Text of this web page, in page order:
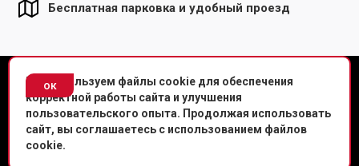
Бесплатная парковка и удобный проезд
ок
Мы используем файлы cookie для обеспечения
корректной работы сайта и улучшения
пользовательского опыта. Продолжая использовать
сайт, вы соглашаетесь с использованием файлов
cookie.
© Копировальный центр «Копировальня» 2013-
Политика конфиденциальности
Мы в соц. сетях